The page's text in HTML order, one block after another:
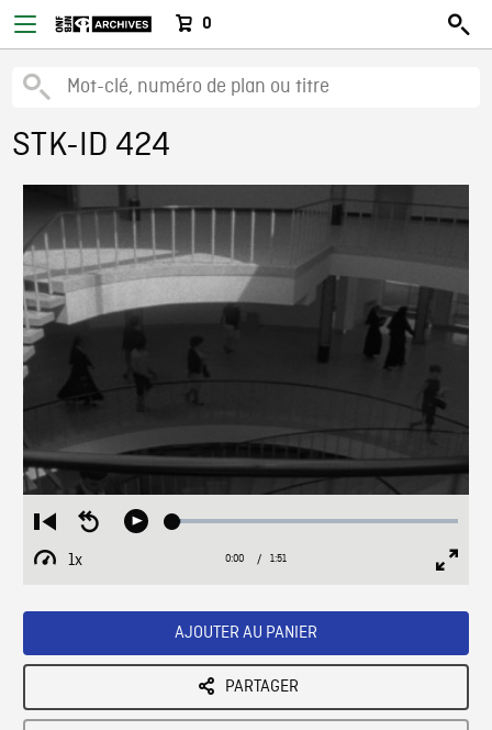
0
STK-ID 424
Restart
from
beginning
Seek
Play Loaded:
1x
Playback
Current
0:00 / Duration
1:51
AJOUTER AU PANIER
PARTAGER